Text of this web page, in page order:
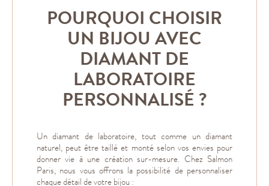
POURQUOI CHOISIR
UN BIJOU AVEC
DIAMANT DE
LABORATOIRE
PERSONNALISÉ ?
Un diamant de laboratoire, tout comme un diamant
naturel, peut être taillé et monté selon vos envies pour
donner vie à une création sur-mesure. Chez Salmon
Paris, nous vous offrons la possibilité de personnaliser
chaque détail de votre bijou :